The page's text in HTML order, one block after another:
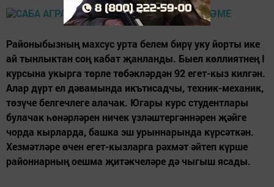
Райо­ныбызның махсус урта белем бирү уку йорты ике
ай тынлыктан соң кабат җанланды. Быел көллиятнең I
курсына укырга төрле төбәкләрдән 92 егет-кыз килгән.
Алар дүрт ел дәвамында икътисадчы, техник-механик,
төзүче белгечлеге алачак. Югары курс студентлары
булачак һөнәрләрен ничек үзләштергәннәрен җәйге
чорда кырларда, башка эш урыннарында күрсәткән.
Хезмәтләре өчен егет-кызларга рәхмәт әйтеп күрше
районнарның оешма җитәкчеләре дә чыгыш ясады.